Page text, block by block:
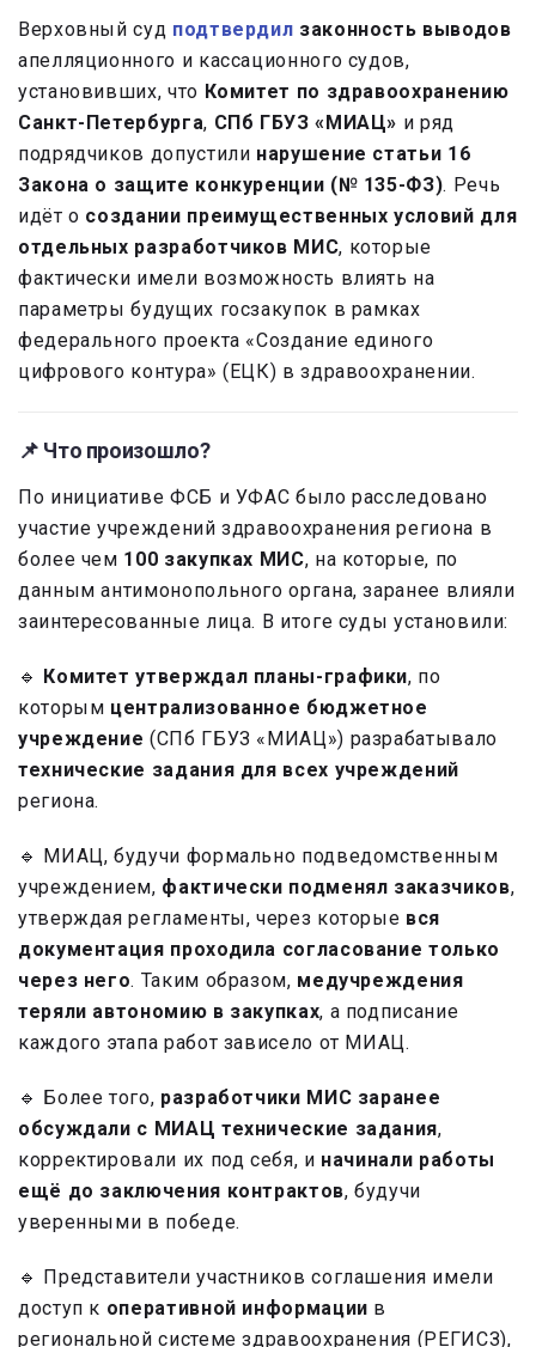
Верховный суд подтвердил законность выводов
апелляционного и кассационного судов,
установивших, что Комитет по здравоохранению
Санкт-Петербурга, СПб ГБУЗ «МИАЦ» и ряд
подрядчиков допустили нарушение статьи 16
Закона о защите конкуренции (№ 135-ФЗ). Речь
идёт о создании преимущественных условий для
отдельных разработчиков МИС, которые
фактически имели возможность влиять на
параметры будущих госзакупок в рамках
федерального проекта «Создание единого
цифрового контура» (ЕЦК) в здравоохранении.
📌 Что произошло?
По инициативе ФСБ и УФАС было расследовано
участие учреждений здравоохранения региона в
более чем 100 закупках МИС, на которые, по
данным антимонопольного органа, заранее влияли
заинтересованные лица. В итоге суды установили:
🔹 Комитет утверждал планы-графики, по
которым централизованное бюджетное
учреждение (СПб ГБУЗ «МИАЦ») разрабатывало
технические задания для всех учреждений
региона.
🔹 МИАЦ, будучи формально подведомственным
учреждением, фактически подменял заказчиков,
утверждая регламенты, через которые вся
документация проходила согласование только
через него. Таким образом, медучреждения
теряли автономию в закупках, а подписание
каждого этапа работ зависело от МИАЦ.
🔹 Более того, разработчики МИС заранее
обсуждали с МИАЦ технические задания,
корректировали их под себя, и начинали работы
ещё до заключения контрактов, будучи
уверенными в победе.
🔹 Представители участников соглашения имели
доступ к оперативной информации в
региональной системе здравоохранения (РЕГИСЗ),